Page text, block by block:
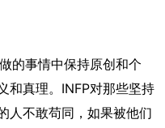
的事情中保持原创和个
和真理。INFP对那些坚持
人不敢苟同，如果被他们